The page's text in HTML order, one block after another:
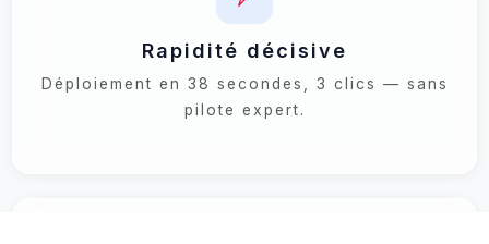
Rapidité décisive
Déploiement en 38 secondes, 3 clics — sans
pilote expert.